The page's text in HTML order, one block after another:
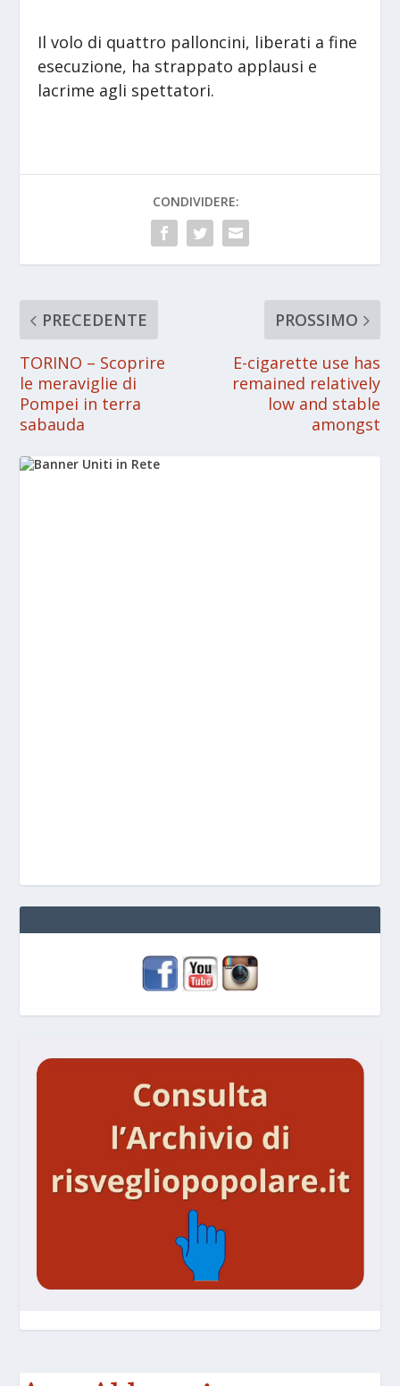
Il volo di quattro palloncini, liberati a fine
esecuzione, ha strappato applausi e
lacrime agli spettatori.
CONDIVIDERE:
PRECEDENTE
TORINO – Scoprire
le meraviglie di
Pompei in terra
sabauda
PROSSIMO
E-cigarette use has
remained relatively
low and stable
amongst